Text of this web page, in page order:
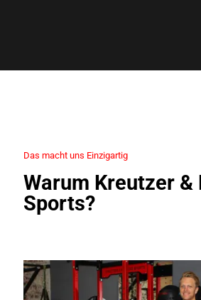
Das macht uns Einzigartig
Warum Kreutzer &
Sports?